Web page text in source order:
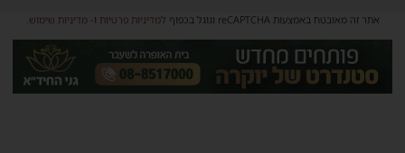
אתר זה מאובטח באמצעות reCAPTCHA וגוגל בכפוף למדיניות פרטיותו-מדיניות שימוש.